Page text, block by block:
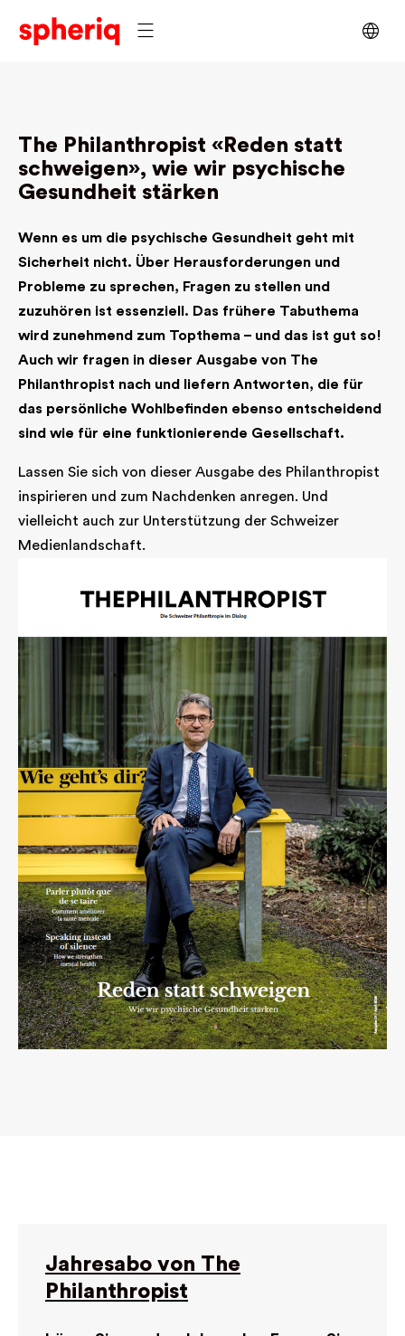
The Philanthropist «Reden statt
schweigen», wie wir psychische
Gesundheit stärken
Wenn es um die psychische Gesundheit geht mit
Sicherheit nicht. Über Herausforderungen und
Probleme zu sprechen, Fragen zu stellen und
zuzuhören ist essenziell. Das frühere Tabuthema
wird zunehmend zum Topthema – und das ist gut so!
Auch wir fragen in dieser Ausgabe von The
Philanthropist nach und liefern Antworten, die für
das persönliche Wohlbefinden ebenso entscheidend
sind wie für eine funktionierende Gesellschaft.
Lassen Sie sich von dieser Ausgabe des Philanthropist
inspirieren und zum Nachdenken anregen. Und
vielleicht auch zur Unterstützung der Schweizer
Medienlandschaft.
Jahresabo von The
Philanthropist